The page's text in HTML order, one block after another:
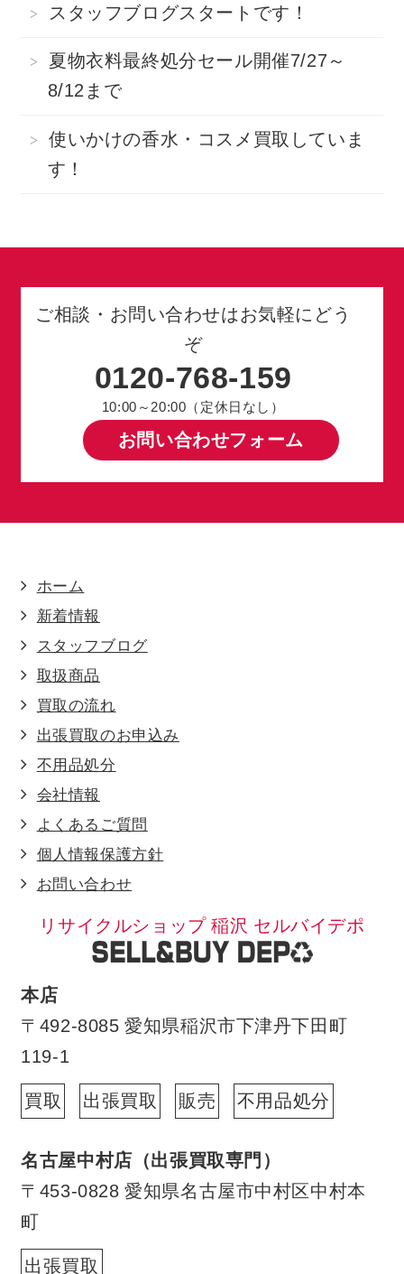
スタッフブログスタートです！
夏物衣料最終処分セール開催7/27～
8/12まで
使いかけの香水・コスメ買取していま
す！
ご相談・お問い合わせはお気軽にどう
ぞ
0120-768-159
10:00～20:00（定休日なし）
お問い合わせフォーム
ホーム
新着情報
スタッフブログ
取扱商品
買取の流れ
出張買取のお申込み
不用品処分
会社情報
よくあるご質問
個人情報保護方針
お問い合わせ
リサイクルショップ 稲沢 セルバイデポ
本店
〒492-8085 愛知県稲沢市下津丹下田町
119-1
買取 出張買取 販売 不用品処分
名古屋中村店（出張買取専門）
〒453-0828 愛知県名古屋市中村区中村本
町
出張買取